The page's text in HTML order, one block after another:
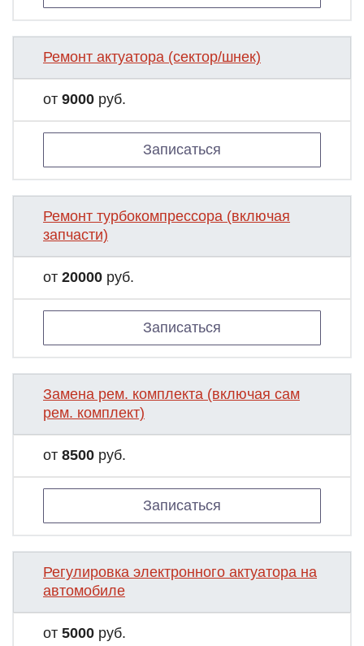
Ремонт актуатора (сектор/шнек)
от 9000 руб.
Записаться
Ремонт турбокомпрессора (включая
запчасти)
от 20000 руб.
Записаться
Замена рем. комплекта (включая сам
рем. комплект)
от 8500 руб.
Записаться
Регулировка электронного актуатора на
автомобиле
от 5000 руб.